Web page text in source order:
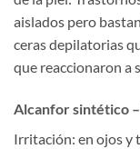
aislados pero
ceras depilatorias
que reaccionaron a
Alcanfor sintético
Irritación: en ojos y